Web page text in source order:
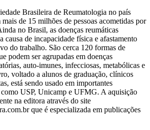
Brasileira de Reumatologia no país
de 15 milhões de pessoas acometidas por
no Brasil, as doenças reumáticas
causa de incapacidade física e afastamento
do trabalho. São cerca 120 formas de
podem ser agrupadas em doenças
auto-imunes, infecciosas, metabólicas e
voltado a alunos de graduação, clínicos
está sendo usado em importantes
como USP, Unicamp e UFMG. A aquisição
na editora através do site
que é especializada em publicações